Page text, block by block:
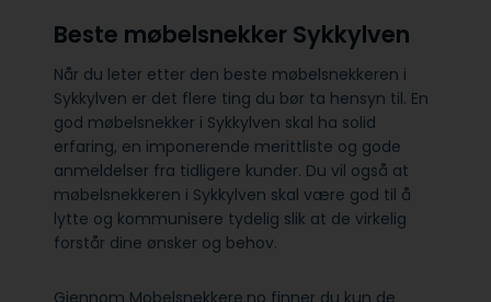
Beste møbelsnekker Sykkylven
Når du leter etter den beste møbelsnekkeren i
Sykkylven er det flere ting du bør ta hensyn til. En
god møbelsnekker i Sykkylven skal ha solid
erfaring, en imponerende merittliste og gode
anmeldelser fra tidligere kunder. Du vil også at
møbelsnekkeren i Sykkylven skal være god til å
lytte og kommunisere tydelig slik at de virkelig
forstår dine ønsker og behov.